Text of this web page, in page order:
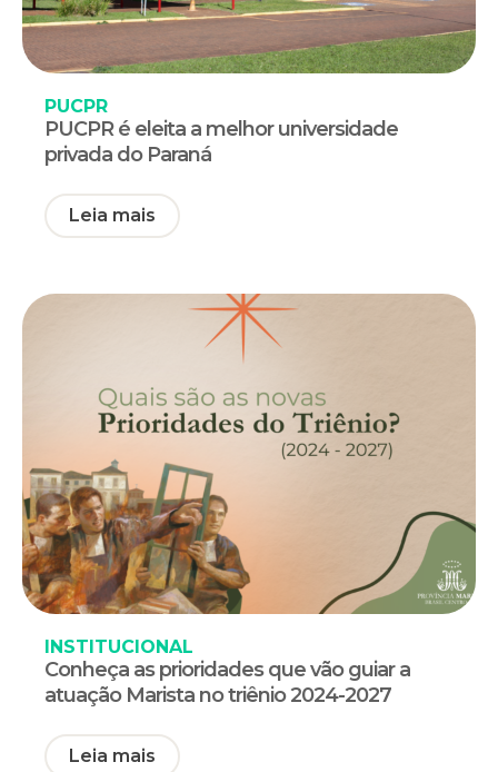
PUCPR
PUCPR é eleita a melhor universidade
privada do Paraná
Leia mais
INSTITUCIONAL
Conheça as prioridades que vão guiar a
atuação Marista no triênio 2024-2027
Leia mais